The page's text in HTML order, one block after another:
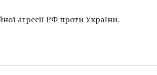
агресії РФ проти України.